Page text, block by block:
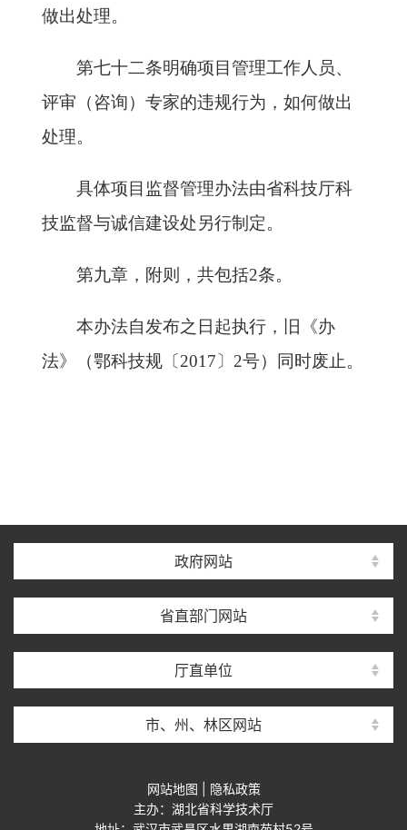
做出处理。
第七十二条明确项目管理工作人员、
评审（咨询）专家的违规行为，如何做出
处理。
具体项目监督管理办法由省科技厅科
技监督与诚信建设处另行制定。
第九章，附则，共包括2条。
本办法自发布之日起执行，旧《办
法》（鄂科技规〔2017〕2号）同时废止。
政府网站
省直部门网站
厅直单位
市、州、林区网站
网站地图
隐私政策
主办：湖北省科学技术厅